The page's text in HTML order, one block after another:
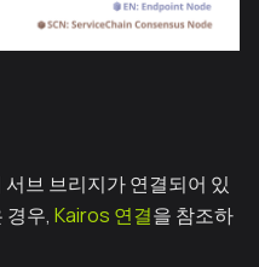
브 브리지가 연결되어 있
경우, Kairos 연결을 참조하